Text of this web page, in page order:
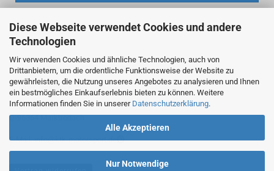
Diese Webseite verwendet Cookies und andere
Technologien
Wir verwenden Cookies und ähnliche Technologien, auch von
Drittanbietern, um die ordentliche Funktionsweise der Website zu
gewährleisten, die Nutzung unseres Angebotes zu analysieren und Ihnen
ein bestmögliches Einkaufserlebnis bieten zu können. Weitere
Informationen finden Sie in unserer Datenschutzerklärung.
Alle Akzeptieren
Nur Notwendige
ktk-motorsport
Inhaber Thomas Köbel
Sommerleite 13
D-96364 Marktrodach
E-Mail: info@ktk-motorsport.de